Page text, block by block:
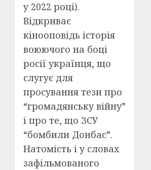
у 2022 році).
Відкриває
кінооповідь історія
воюючого на боці
росії українця, що
слугує для
просування тези про
“громадянську війну”
і про те, що ЗСУ
“бомбили Донбас”.
Натомість і у словах
зафільмованого